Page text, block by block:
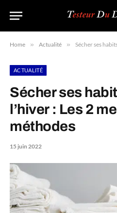
Home » Actualité » Sécher ses habits
ACTUALITÉ
Sécher ses
l’hiver : Les 2
méthodes
15 juin 2022